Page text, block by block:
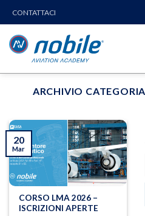
to
content
CONTATTACI
ARCHIVIO
CORSO LMA 2026 –
ISCRIZIONI APERTE
20
Mar